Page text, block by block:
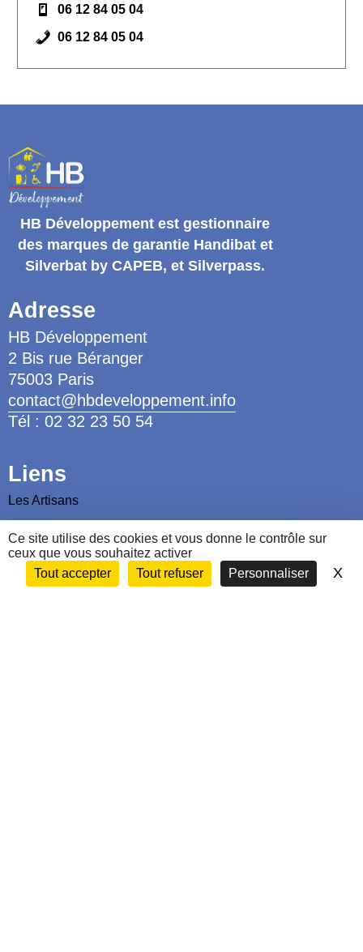
Ce site utilise des cookies et vous donne le contrôle sur
ceux que vous souhaitez activer
Tout accepter
Tout refuser Personnaliser X
06 12 84 05 04
06 12 84 05 04
HB Développement est gestionnaire
des marques de garantie Handibat et
Silverbat by CAPEB, et Silverpass.
Adresse
HB Développement
2 Bis rue Béranger
75003 Paris
contact@hbdeveloppement.info
Tél : 02 32 23 50 54
Liens
Les Artisans
Nous contacter